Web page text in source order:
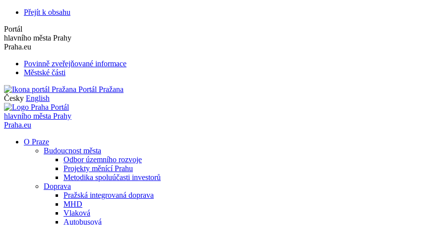
Přejít k obsahu
Portál
hlavního města Prahy
Praha.eu
Povinně zveřejňované informace
Městské části
Portál Pražana
Česky English
Portál
hlavního města Prahy
Praha.eu
O Praze
Budoucnost města
Odbor územního rozvoje
Projekty měnící Prahu
Metodika spoluúčasti investorů
Doprava
Pražská integrovaná doprava
MHD
Vlaková
Autobusová